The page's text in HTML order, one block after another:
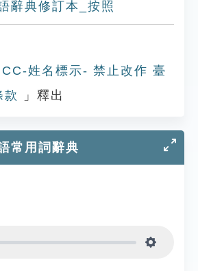
辭典修訂本_按照
姓名標示- 禁止改作 臺
款
」釋出
常用詞辭典